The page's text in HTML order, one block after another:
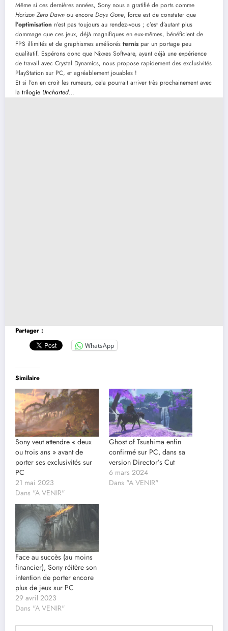
Même si ces dernières années, Sony nous a gratifié de ports comme
Horizon Zero Dawn ou encore Days Gone, force est de constater que
l’optimisation n’est pas toujours au rendez-vous ; c’est d’autant plus
dommage que ces jeux, déjà magnifiques en eux-mêmes, bénéficient de
FPS illimités et de graphismes améliorés ternispar un portage peu
qualitatif. Espérons donc que Nixxes Software, ayant déjà une expérience
de travail avec Crystal Dynamics, nous propose rapidement des exclusivités
PlayStation sur PC, et agréablement jouables !
Et si l’on en croit les rumeurs, cela pourrait arriver très prochainement avec
la trilogie Uncharted…
Partager :
WhatsApp
Similaire
Sony veut attendre « deux
ou trois ans » avant de
porter ses exclusivités sur
PC
21 mai 2023
Dans "A VENIR"
Ghost of Tsushima enfin
confirmé sur PC, dans sa
version Director’s Cut
6 mars 2024
Dans "A VENIR"
Face au succès (au moins
financier), Sony réitère son
intention de porter encore
plus de jeux sur PC
29 avril 2023
Dans "A VENIR"